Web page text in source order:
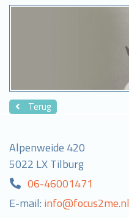
Terug
Alpenweide 420
5022 LX Tilburg
06-46001471
E-mail: info@focus2me.nl